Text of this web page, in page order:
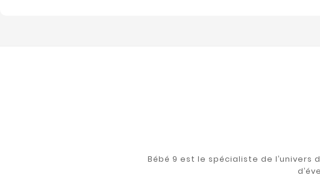
Bébé 9 est le spécialiste de